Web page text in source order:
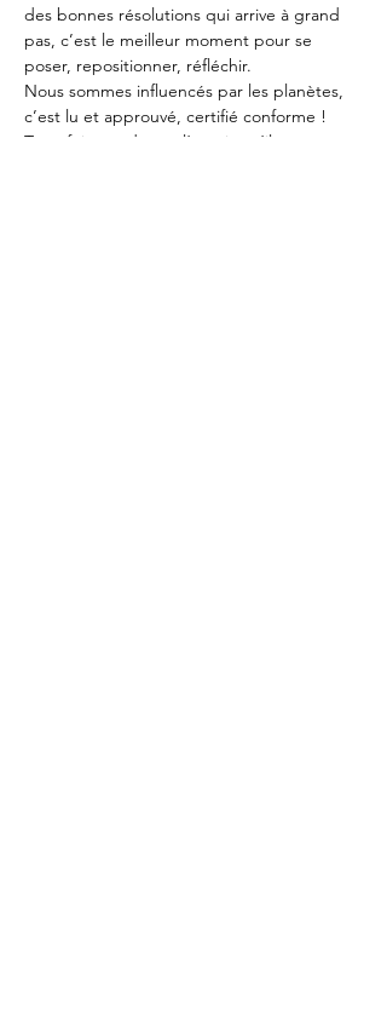
des bonnes résolutions qui arrive à grand
pas, c’est le meilleur moment pour se
poser, repositionner, réfléchir.
Nous sommes influencés par les planètes,
c’est lu et approuvé, certifié conforme !
Toutefois, gardons à l’esprit qu’il est